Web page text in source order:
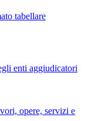
tabellare
enti aggiudicatori
opere, servizi e